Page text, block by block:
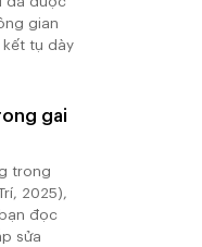
gian
kết tụ dày
gai
trong
2025),
đọc
sửa